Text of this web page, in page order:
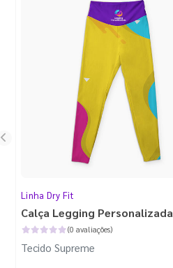
Linha Dry Fit
Calça Legging Personalizada
(0 avaliações)
Tecido Supreme